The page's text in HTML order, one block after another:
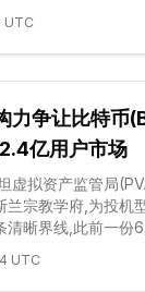
覆盖支付处理、
成的加密资产买卖
核准让BitPay在阿
glossary/
UTC
力争让比特币
亿用户市场
虚拟资产监管局
兰宗教学府,为投机
清晰界线,此前一份
Darul Uloom
UTC